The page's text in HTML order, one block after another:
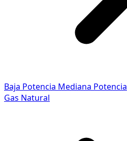
Baja Potencia Mediana Potencia
Gas Natural